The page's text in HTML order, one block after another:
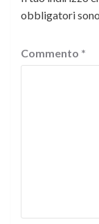
obbligatori
Commento *